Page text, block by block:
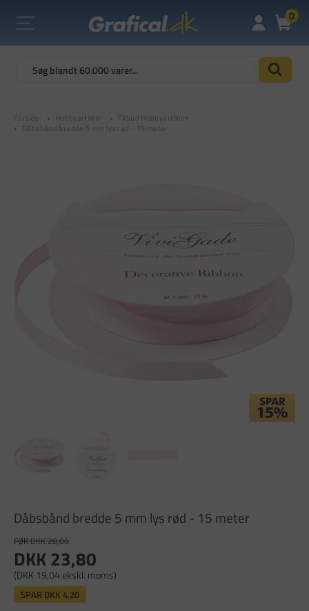
0
Forside Hobbyartikler
Tilbud Hobbyartikler
Dåbsbånd bredde 5 mm lys rød - 15 meter
Dåbsbånd bredde 5 mm lys rød - 15 meter
FØR DKK 28,00
DKK 23,80
(DKK 19,04 ekskl. moms)
SPAR DKK 4,20